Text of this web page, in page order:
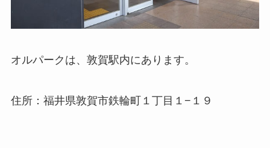
オルパークは、敦賀駅内にあります。
住所：福井県敦賀市鉄輪町１丁目１−１９